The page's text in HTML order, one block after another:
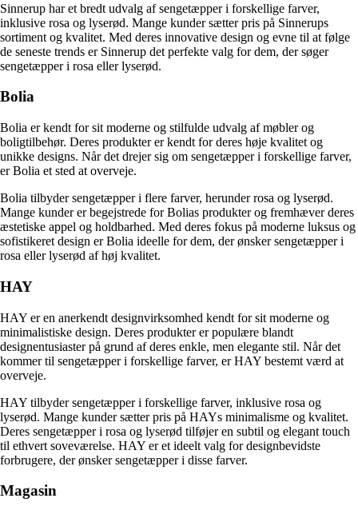
Sinnerup har et bredt udvalg af sengetæpper i forskellige farver,
inklusive rosa og lyserød. Mange kunder sætter pris på Sinnerups
sortiment og kvalitet. Med deres innovative design og evne til at følge
de seneste trends er Sinnerup det perfekte valg for dem, der søger
sengetæpper i rosa eller lyserød.
Bolia
Bolia er kendt for sit moderne og stilfulde udvalg af møbler og
boligtilbehør. Deres produkter er kendt for deres høje kvalitet og
unikke designs. Når det drejer sig om sengetæpper i forskellige farver,
er Bolia et sted at overveje.
Bolia tilbyder sengetæpper i flere farver, herunder rosa og lyserød.
Mange kunder er begejstrede for Bolias produkter og fremhæver deres
æstetiske appel og holdbarhed. Med deres fokus på moderne luksus og
sofistikeret design er Bolia ideelle for dem, der ønsker sengetæpper i
rosa eller lyserød af høj kvalitet.
HAY
HAY er en anerkendt designvirksomhed kendt for sit moderne og
minimalistiske design. Deres produkter er populære blandt
designentusiaster på grund af deres enkle, men elegante stil. Når det
kommer til sengetæpper i forskellige farver, er HAY bestemt værd at
overveje.
HAY tilbyder sengetæpper i forskellige farver, inklusive rosa og
lyserød. Mange kunder sætter pris på HAYs minimalisme og kvalitet.
Deres sengetæpper i rosa og lyserød tilføjer en subtil og elegant touch
til ethvert soveværelse. HAY er et ideelt valg for designbevidste
forbrugere, der ønsker sengetæpper i disse farver.
Magasin